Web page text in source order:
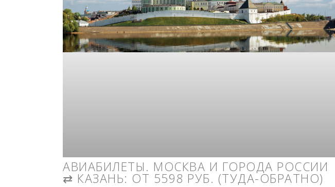
АВИАБИЛЕТЫ. МОСКВА И ГОРОДА РОССИИ
⇄ КАЗАНЬ: ОТ 5598 РУБ. (ТУДА-ОБРАТНО)